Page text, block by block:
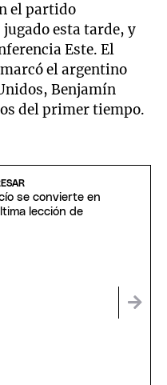
el partido
jugado esta tarde, y
Este. El
el argentino
Benjamín
del primer tiempo.
se convierte en
lección de